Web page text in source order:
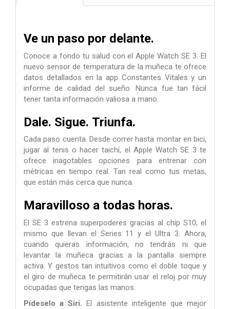
Ve un paso por delante.
Conoce a fondo tu salud con el Apple Watch SE 3. El
nuevo sensor de temperatura de la muñeca te ofrece
datos detallados en la app Constantes Vitales y un
informe de calidad del sueño. Nunca fue tan fácil
tener tanta información valiosa a mano.
Dale. Sigue. Triunfa.
Cada paso cuenta. Desde correr hasta montar en bici,
jugar al tenis o hacer taichí, el Apple Watch SE 3 te
ofrece inagotables opciones para entrenar con
métricas en tiempo real. Tan real como tus metas,
que están más cerca que nunca.
Maravilloso a todas horas.
El SE 3 estrena superpoderes gracias al chip S10, el
mismo que llevan el Series 11 y el Ultra 3. Ahora,
cuando quieras información, no tendrás ni que
levantar la muñeca gracias a la pantalla siempre
activa. Y gestos tan intuitivos como el doble toque y
el giro de muñeca te permitirán usar el reloj por muy
ocupadas que tengas las manos.
Pídeselo a Siri. El asistente inteligente que mejor